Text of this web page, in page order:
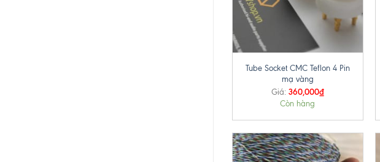
Tube Socket CMC Teflon 4 Pin
mạ vàng
Giá: 360,000₫
Còn hàng